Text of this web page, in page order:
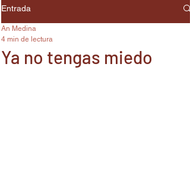
Entrada
Ya no tengas miedo
An Medina
4 min de lectura